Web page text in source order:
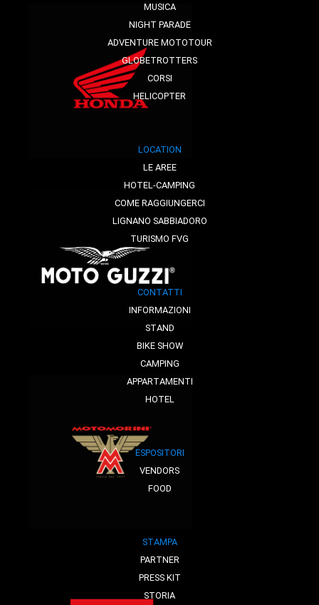
MUSICA
NIGHT PARADE
ADVENTURE MOTOTOUR
GLOBETROTTERS
CORSI
HELICOPTER
LOCATION
LE AREE
HOTEL-CAMPING
COME RAGGIUNGERCI
LIGNANO SABBIADORO
TURISMO FVG
CONTATTI
INFORMAZIONI
STAND
BIKE SHOW
CAMPING
APPARTAMENTI
HOTEL
ESPOSITORI
VENDORS
FOOD
STAMPA
PARTNER
PRESS KIT
STORIA